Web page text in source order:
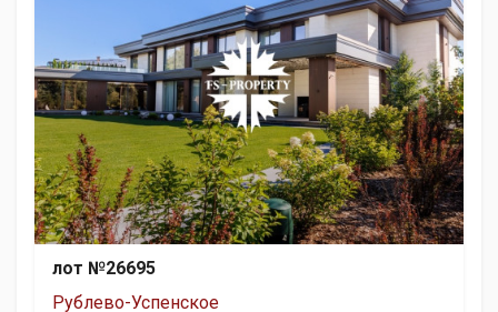
лот №26695
Рублево-Успенское